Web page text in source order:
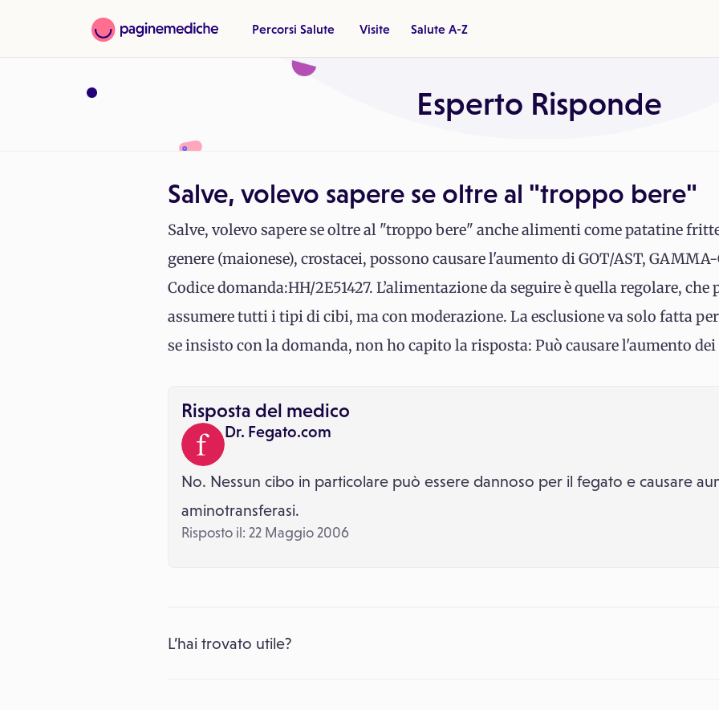
Percorsi Salute Visite Salute A-Z
Esperto Risponde
Salve, volevo sapere se oltre al "troppo bere"
Salve, volevo sapere se oltre al "troppo bere" anche alimenti come patatine
genere (maionese), crostacei, possono causare l'aumento di GOT/AST,
Codice domanda:HH/2E51427. L’alimentazione da seguire è quella regolare,
assumere tutti i tipi di cibi, ma con moderazione. La esclusione va solo fatta
se insisto con la domanda, non ho capito la risposta: Può causare l'aumento
Risposta del medico
Dr. Fegato.com
No. Nessun cibo in particolare può essere dannoso per il fegato e causare
aminotransferasi.
Risposto il: 22 Maggio 2006
L’hai trovato utile?